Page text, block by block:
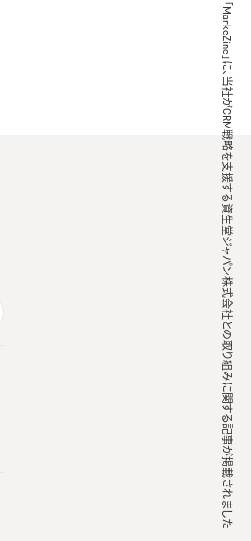
「MarkeZine」に、当社がCRM戦略を支援する資生堂ジャパン株式会社との取り組みに関する記事が掲載されました